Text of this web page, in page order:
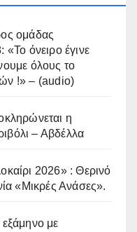
ομάδας
όνειρο έγινε
όλους το
!» – (audio)
η
– Αβδέλλα
2026» : Θερινό
«Μικρές Ανάσες».
με